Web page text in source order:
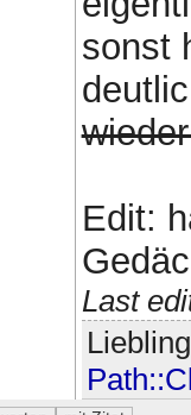
sonst
Edit:
Last